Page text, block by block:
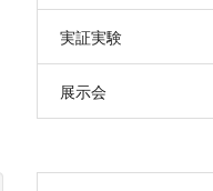
実証実験
展示会